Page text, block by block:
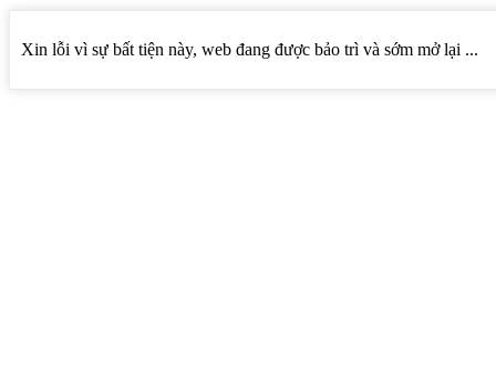
Xin lỗi vì sự bất tiện này, web đang được bảo trì và sớm mở lại ...